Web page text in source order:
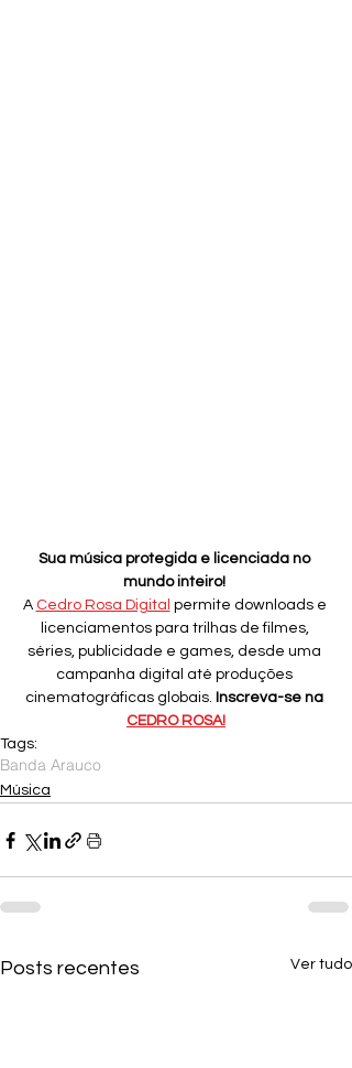
Sua música protegida e licenciada no
mundo inteiro!
A Cedro Rosa Digital permite downloads e
licenciamentos para trilhas de filmes,
séries, publicidade e games, desde uma
campanha digital até produções
cinematográficas globais. Inscreva-se na
CEDRO ROSA!
Tags:
Banda Arauco
Música
Posts recentes Ver tudo